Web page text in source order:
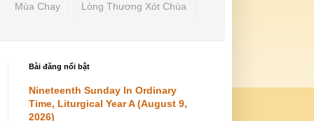
Mùa Chay Lòng Thương Xót Chúa
Bài đăng nổi bật
Nineteenth Sunday In Ordinary
Time, Liturgical Year A (August 9,
2026)